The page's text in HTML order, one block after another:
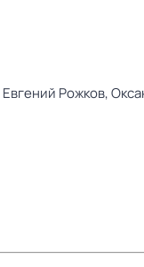
Евгений Рожков,